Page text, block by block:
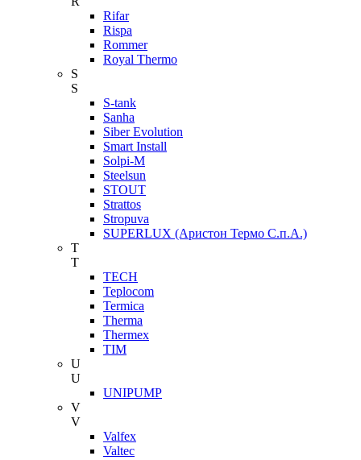
Rifar
Rispa
Rommer
Royal Thermo
S
S
S-tank
Sanha
Siber Evolution
Smart Install
Solpi-M
Steelsun
STOUT
Strattos
Stropuva
SUPERLUX (Аристон Термо С.п.А.)
T
T
TECH
Teplocom
Termica
Therma
Thermex
TIM
U
U
UNIPUMP
V
V
Valfex
Valtec